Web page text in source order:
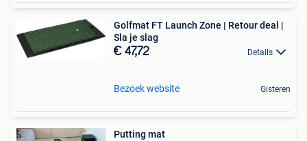
Golfmat FT Launch Zone | Retour deal |
Sla je slag
€ 47,72 Details
Bezoek website Gisteren
Putting mat